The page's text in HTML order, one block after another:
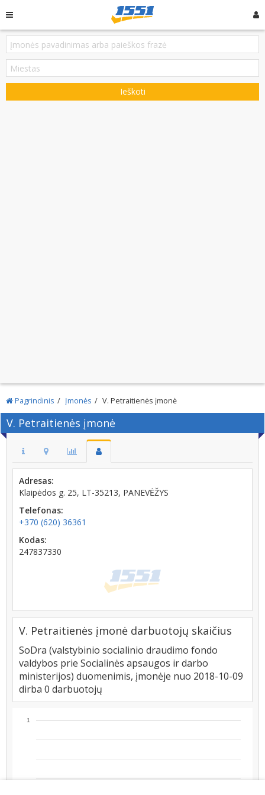
Ieškoti
Pagrindinis Įmonės V. Petraitienės įmonė
V. Petraitienės įmonė
Adresas:
Klaipėdos g. 25, LT-35213, PANEVĖŽYS
Telefonas:
+370 (620) 36361
Kodas:
247837330
V. Petraitienės įmonė darbuotojų skaičius
SoDra (valstybinio socialinio draudimo fondo
valdybos prie Socialinės apsaugos ir darbo
ministerijos) duomenimis, įmonėje nuo 2018-10-09
dirba 0 darbuotojų
1